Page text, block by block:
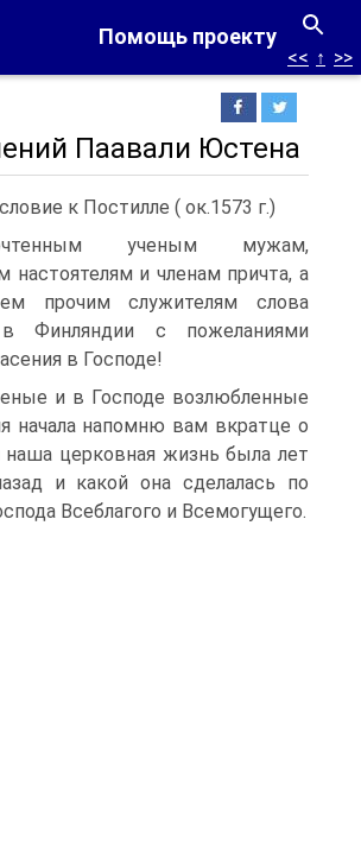
Помощь проекту
<< ↑ >>
Паавали Юстена
к Постилле ( ок.1573 г.)
ученым мужам,
настоятелям и членам причта, а
прочим служителям слова
Финляндии с пожеланиями
в Господе!
и в Господе возлюбленные
начала напомню вам вкратце о
наша церковная жизнь была лет
и какой она сделалась по
Всеблагого и Всемогущего.